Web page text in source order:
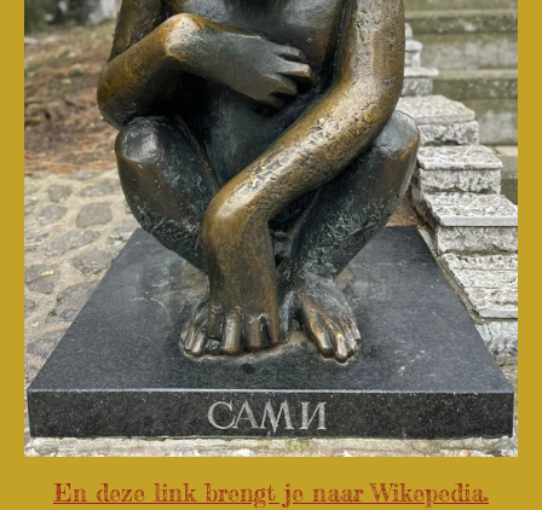
En deze link brengt je naar Wikepedia.